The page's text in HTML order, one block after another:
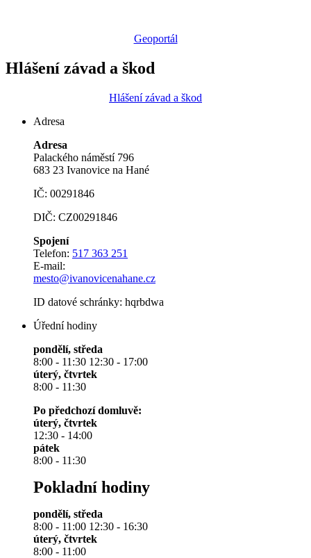
Geoportál
Hlášení závad a škod
Hlášení závad a škod
Adresa
Adresa
Palackého náměstí 796
683 23 Ivanovice na Hané
IČ: 00291846
DIČ: CZ00291846
Spojení
Telefon: 517 363 251
E-mail:
mesto@ivanovicenahane.cz
ID datové schránky: hqrbdwa
Úřední hodiny
pondělí, středa
8:00 - 11:30 12:30 - 17:00
úterý, čtvrtek
8:00 - 11:30
Po předchozí domluvě:
úterý, čtvrtek
12:30 - 14:00
pátek
8:00 - 11:30
Pokladní hodiny
pondělí, středa
8:00 - 11:00 12:30 - 16:30
úterý, čtvrtek
8:00 - 11:00